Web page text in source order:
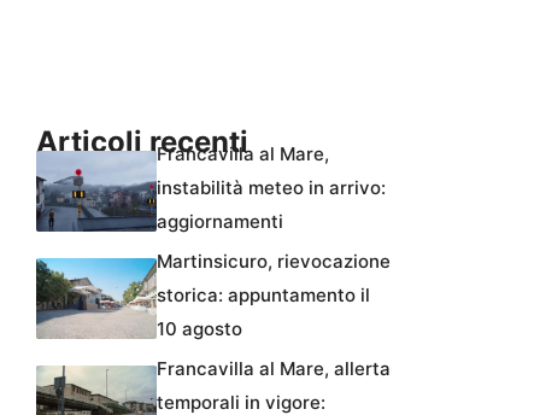
Articoli recenti
Francavilla al Mare,
instabilità meteo in arrivo:
aggiornamenti
Martinsicuro, rievocazione
storica: appuntamento il
10 agosto
Francavilla al Mare, allerta
temporali in vigore: